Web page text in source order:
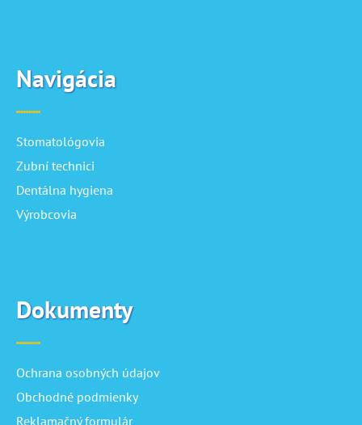
Navigácia
Stomatológovia
Zubní technici
Dentálna hygiena
Výrobcovia
Dokumenty
Ochrana osobných údajov
Obchodné podmienky
Reklamačný formulár